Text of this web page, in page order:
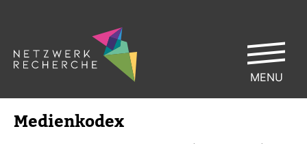
Medi­en­kodex
MENU